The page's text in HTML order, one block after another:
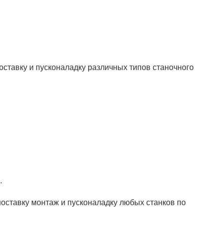
и пусконаладку различных типов станочного
монтаж и пусконаладку любых станков по